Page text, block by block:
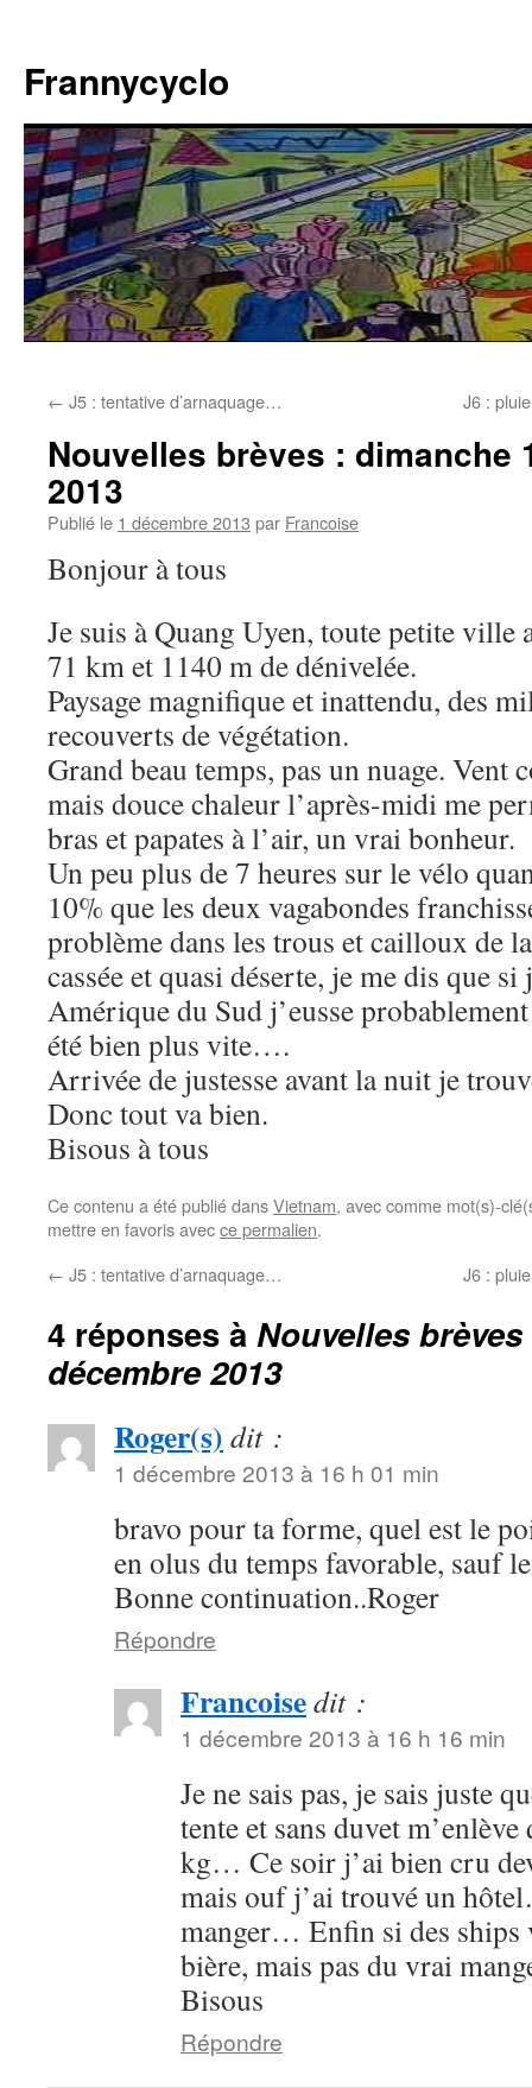
contenu
Frannycyclo
← J5 : tentative d’arnaquage… J6 :
Nouvelles brèves : dimanche
2013
Publié le 1 décembre 2013 par Francoise
Bonjour à tous
Je suis à Quang Uyen, toute petite ville
71 km et 1140 m de dénivelée.
Paysage magnifique et inattendu, des
recouverts de végétation.
Grand beau temps, pas un nuage. Vent
mais douce chaleur l’après-midi me
bras et papates à l’air, un vrai bonheur.
Un peu plus de 7 heures sur le vélo
10% que les deux vagabondes
problème dans les trous et cailloux de
cassée et quasi déserte, je me dis que si
Amérique du Sud j’eusse
été bien plus vite….
Arrivée de justesse avant la nuit je
Donc tout va bien.
Bisous à tous
Ce contenu a été publié dansVietnam, avec comme mot(s)-
mettre en favoris avecce permalien.
← J5 : tentative d’arnaquage… J6 :
4 réponses à Nouvelles
décembre 2013
Roger(s) dit :
1 décembre 2013 à 16 h 01 min
bravo pour ta forme, quel est le
en olus du temps favorable,
Bonne continuation..Roger
Répondre
Francoisedit :
1 décembre 2013 à 16 h 16 min
Je ne sais pas, je sais juste
tente et sans duvet
kg… Ce soir j’ai bien cru
mais ouf j’ai trouvé un
manger… Enfin si des ships
bière, mais pas du vrai
Bisous
Répondre